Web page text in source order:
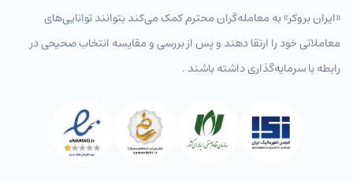
«ایران بروکر» به معامله‌گران محترم کمک می‌کند بتوانند توانایی‌های
معاملاتی خود را ارتقا دهند و پس از بررسی و مقایسه انتخاب‌ صحیحی در
رابطه با سرمایه‌گذاری داشته باشند .